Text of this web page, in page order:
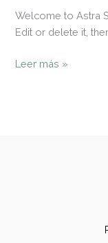
Welcome to Astra
Edit or delete it,
Leer más »